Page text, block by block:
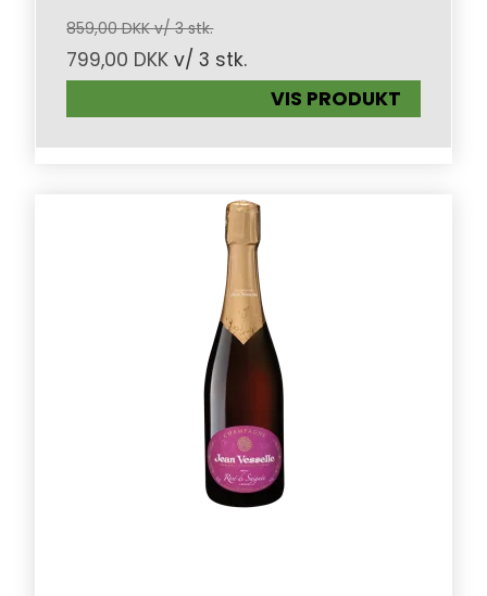
859,00 DKK v/ 3 stk.
799,00 DKK v/ 3 stk.
VIS PRODUKT